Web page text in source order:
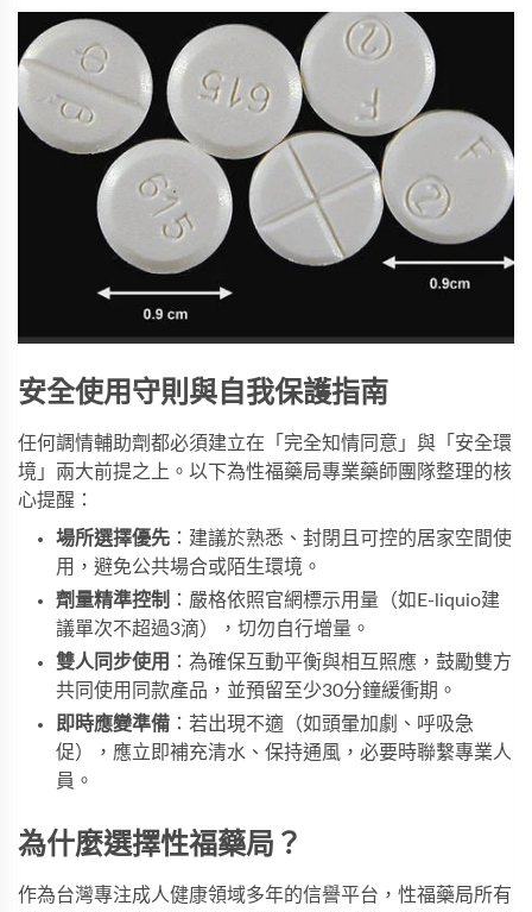
安全使用守則與自我保護指南
任何調情輔助劑都必須建立在「完全知情同意」與「安全環
境」兩大前提之上。以下為性福藥局專業藥師團隊整理的核
心提醒：
場所選擇優先 ：建議於熟悉、封閉且可控的居家空間使
用，避免公共場合或陌生環境。
劑量精準控制
：嚴格依照官網標示用量（如E-liquio建
議單次不超過3滴），切勿自行增量。
雙人同步使用
：為確保互動平衡與相互照應，鼓勵雙方
共同使用同款產品，並預留至少30分鐘緩衝期。
即時應變準備 ：若出現不適（如頭暈加劇、呼吸急
促），應立即補充清水、保持通風，必要時聯繫專業人
員。
為什麼選擇性福藥局？
作為台灣專注成人健康領域多年的信譽平台， 性福藥局所有